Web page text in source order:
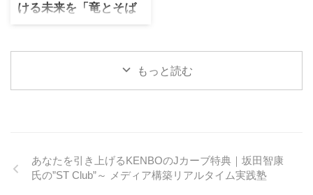
のかがわからない。。。 とい
ったような話だからです。私
が起こったときに解決法にな
れば幸いです。 スマホからSD
的な内容ではなく新ガイドラ
インに沿ってじゃぁ一体何を
ける未来を「竜とそば
かすの姫」で感じた話
最近といっても、現在上映中
くなので、ちょっと風変わり
なテクノロジー視点を入れて
もっと読む
あなたを引き上げるKENBOのJカーブ特典｜坂田智康
氏の”ST Club”～ メディア構築リアルタイム実践塾